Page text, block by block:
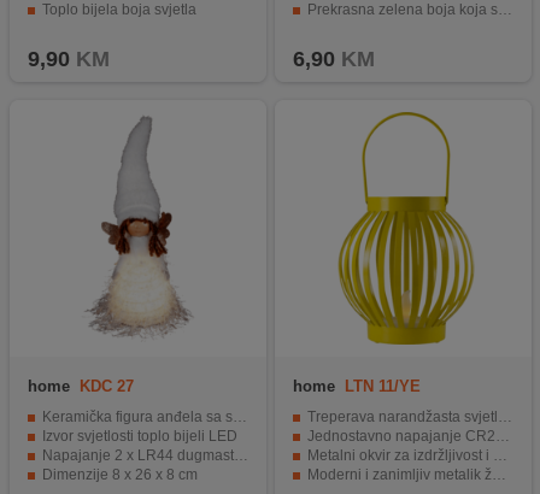
Toplo bijela boja svjetla
9,90 KM
Prekrasna zelena boja koja se uklapa u interijer.
6,90 KM
home KDC 27
Keramička figura anđela sa svjetlećom haljinom
Izvor svjetlosti toplo bijeli LED
Napajanje 2 x LR44 dugmaste baterije
Dimenzije 8 x 26 x 8 cm
home LTN 11/YE
Treperava narandžasta svjetlost
Jednostavno napajanje CR2032 baterijom
Metalni okvir za izdržljivost i dugotrajnost
Moderni i zanimljiv metalik žuti dizajn